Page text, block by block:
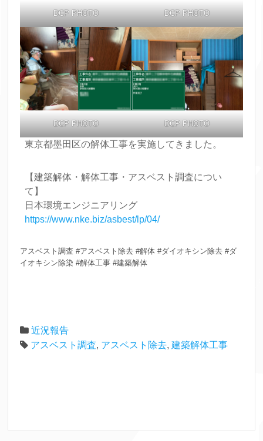
DCP PHOTO DCP PHOTO
DCP PHOTO DCP PHOTO
東京都墨田区の解体工事を実施してきました。
【建築解体・解体工事・アスベスト調査につい
て】
日本環境エンジニアリング
https://www.nke.biz/asbest/lp/04/
アスベスト調査 #アスベスト除去 #解体 #ダイオキシン除去 #ダ
イオキシン除染 #解体工事 #建築解体
近況報告
アスベスト調査, アスベスト除去,建築解体工事